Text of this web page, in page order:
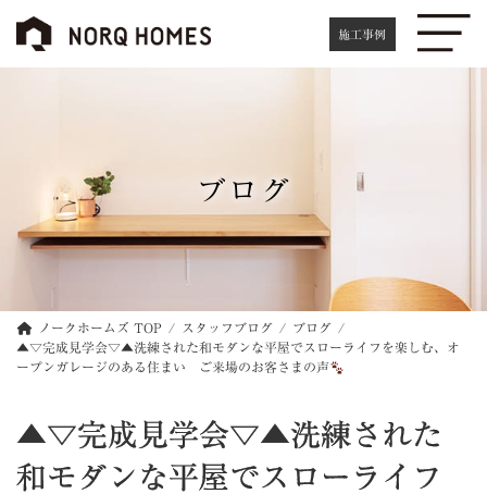
施工事例
ブログ
ノークホームズ TOP スタッフブログ
ブログ
▲▽完成見学会▽▲洗練された和モダンな平屋でスローライフを楽しむ、オ
ープンガレージのある住まい ご来場のお客さまの声
▲▽完成見学会▽▲洗練された
和モダンな平屋でスローライフ